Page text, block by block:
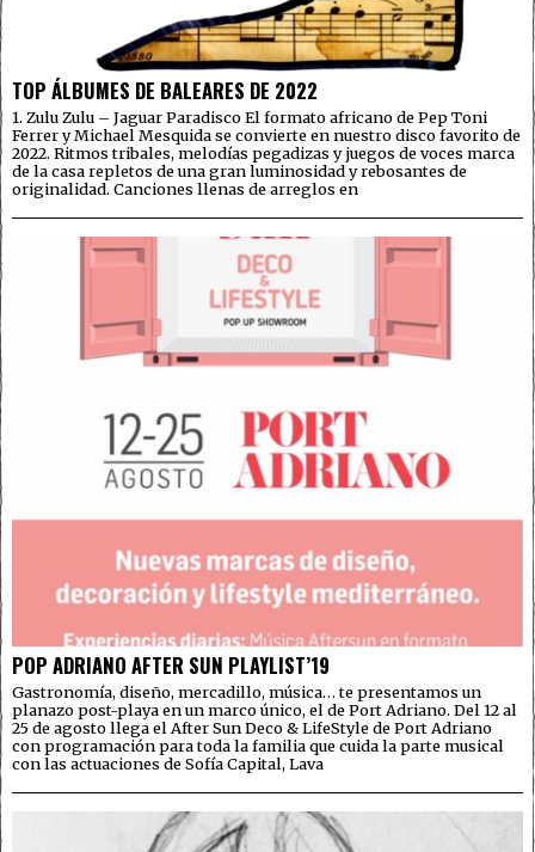
TOP ÁLBUMES DE BALEARES DE 2022
1. Zulu Zulu – Jaguar Paradisco El formato africano de Pep Toni
Ferrer y Michael Mesquida se convierte en nuestro disco favorito de
2022. Ritmos tribales, melodías pegadizas y juegos de voces marca
de la casa repletos de una gran luminosidad y rebosantes de
originalidad. Canciones llenas de arreglos en
POP ADRIANO AFTER SUN PLAYLIST’19
Gastronomía, diseño, mercadillo, música… te presentamos un
planazo post-playa en un marco único, el de Port Adriano. Del 12 al
25 de agosto llega el After Sun Deco & LifeStyle de Port Adriano
con programación para toda la familia que cuida la parte musical
con las actuaciones de Sofía Capital, Lava